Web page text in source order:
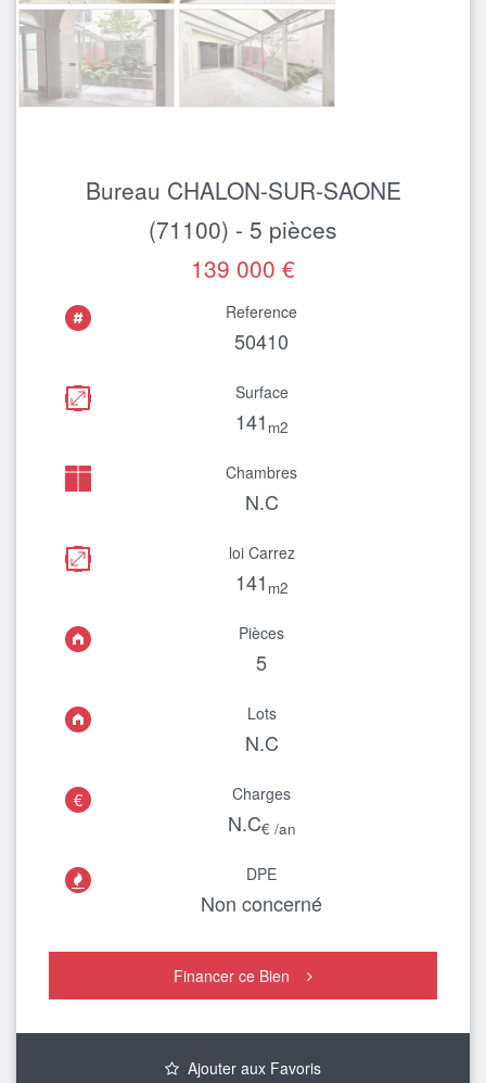
Bureau CHALON-SUR-SAONE
(71100) - 5 pièces
139 000 €
Reference
50410
Surface
141 m2
Chambres
N.C
loi Carrez
141 m2
Pièces
5
Lots
N.C
€ Charges
N.C€ /an
 DPE
Non concerné
Financer ce Bien
Ajouter aux Favoris